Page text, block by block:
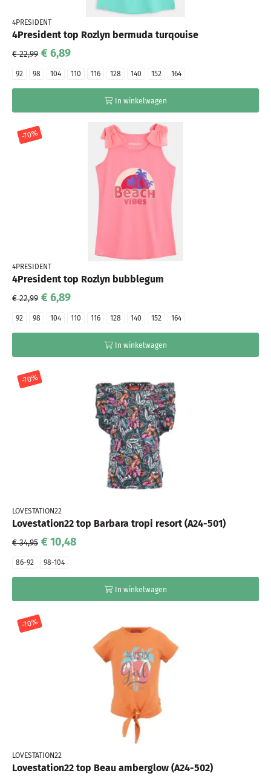
4PRESIDENT
4President top Rozlyn bermuda turqouise
€ 22,99 € 6,89
92 98 104 110 116 128 140 152 164
In winkelwagen
-70%
4PRESIDENT
4President top Rozlyn bubblegum
€ 22,99 € 6,89
92 98 104 110 116 128 140 152 164
In winkelwagen
-70%
LOVESTATION22
Lovestation22 top Barbara tropi resort (A24-501)
€ 34,95 € 10,48
86-92 98-104
In winkelwagen
-70%
LOVESTATION22
Lovestation22 top Beau amberglow (A24-502)